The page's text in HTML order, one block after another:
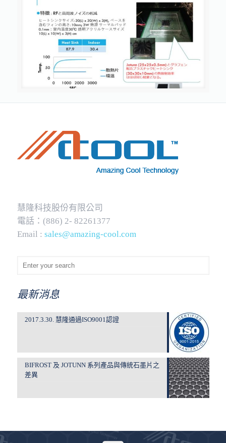
慧隆科技股份有限公司
電話：(886) 2- 82261377
Email : sales@amazing-cool.com
最新消息
2017.3.30. 慧隆通過ISO9001認證
BIFROST 及 JOTUNN 系列產品與傳統石墨片之
差異